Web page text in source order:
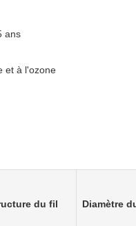
ans
et à l'ozone
du fil Diamètre